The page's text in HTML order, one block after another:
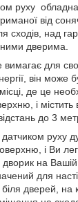
руху
від
сходів, над
дверима.
вимагає для
він може
де це
і
до 3
датчиком руху
і Ви
дворик на
для
дверей, на